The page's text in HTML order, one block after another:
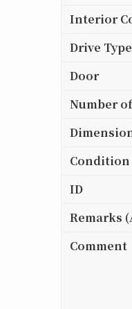
Interior
Drive Type
Door
Number
Condition
ID
Remarks
Comment